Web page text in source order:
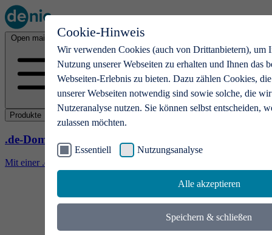
Cookie-Hinweis
Wir verwenden Cookies (auch von Drittanbietern), um
Nutzung unserer Webseiten zu erhalten und Ihnen das
Webseiten-Erlebnis zu bieten. Dazu zählen Cookies,
unserer Webseiten notwendig sind sowie solche, die
Nutzeranalyse nutzen. Sie können selbst entscheiden,
zulassen möchten.
Essentiell Nutzungsanalyse
Alle akzeptieren
Speichern & schließen
Open main menu
Produkte
.de-Domains
Mit einer .de-Domain erhalten Ideen eine Bühne